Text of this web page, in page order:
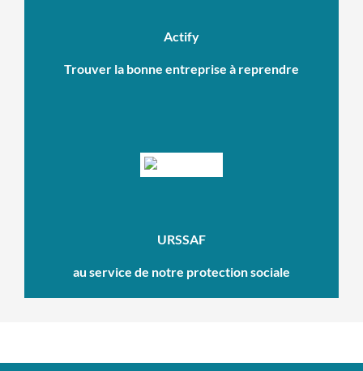
Actify
Trouver la bonne entreprise à reprendre
URSSAF
au service de notre protection sociale